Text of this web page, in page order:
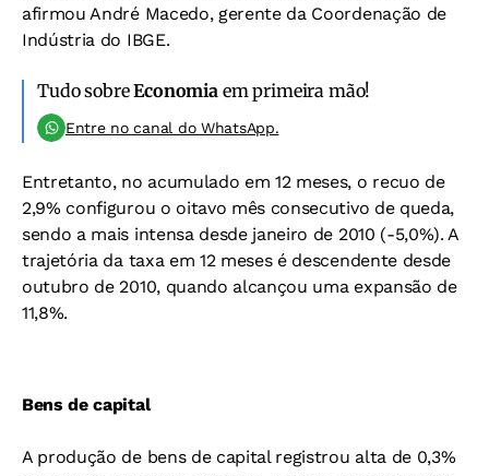
afirmou André Macedo, gerente da Coordenação de
Indústria do IBGE.
Tudo sobreEconomiaem primeira mão!
Entre no canal do WhatsApp.
Entretanto, no acumulado em 12 meses, o recuo de
2,9% configurou o oitavo mês consecutivo de queda,
sendo a mais intensa desde janeiro de 2010 (-5,0%). A
trajetória da taxa em 12 meses é descendente desde
outubro de 2010, quando alcançou uma expansão de
11,8%.
Bens de capital
A produção de bens de capital registrou alta de 0,3%